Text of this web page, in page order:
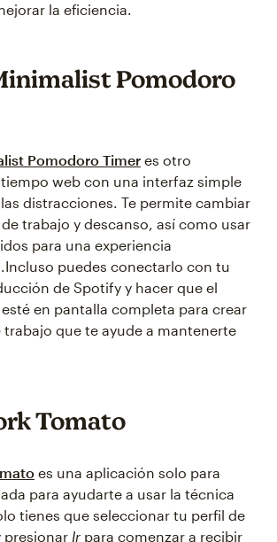
la eficiencia.
Pomodoro
Pomodoro Timer es otro
web con una interfaz simple
distracciones. Te permite cambiar
trabajo y descanso, así como usar
para una experiencia
puedes conectarlo con tu
de Spotify y hacer que el
en pantalla completa para crear
trabajo que te ayude a mantenerte
Tomato
es una aplicación solo para
para ayudarte a usar la técnica
tienes que seleccionar tu perfil de
presionar Ir para comenzar a recibir